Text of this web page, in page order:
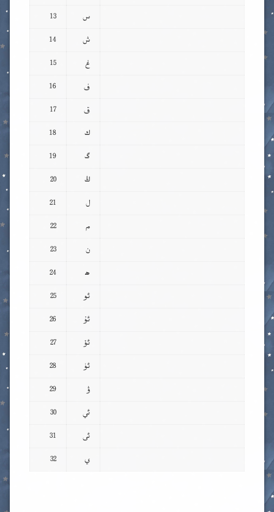
س 13
ش 14
غ 15
ف 16
ق 17
ك 18
گ 19
ڭ 20
ل 21
م 22
ن 23
ھ 24
ئو 25
ئۇ 26
ئۆ 27
ئۈ 28
ۋ 29
ئې 30
ئى 31
ي 32